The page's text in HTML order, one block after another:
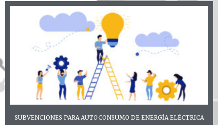
SUBVENCIONES PARA AUTOCONSUMO DE ENERGÍA ELÉCTRICA